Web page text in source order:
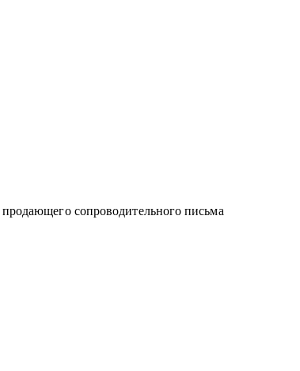
сопроводительного письма